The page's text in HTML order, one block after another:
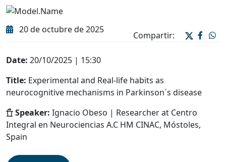
20 de octubre de 2025
Compartir:
Date: 20/10/2025 | 15:30
Title: Experimental and Real-life habits as
neurocognitive mechanisms in Parkinson´s disease
Speaker: Ignacio Obeso | Researcher at Centro
Integral en Neurociencias A.C HM CINAC, Móstoles,
Spain